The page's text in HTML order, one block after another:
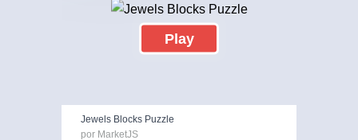
Play
Jewels Blocks Puzzle
por MarketJS